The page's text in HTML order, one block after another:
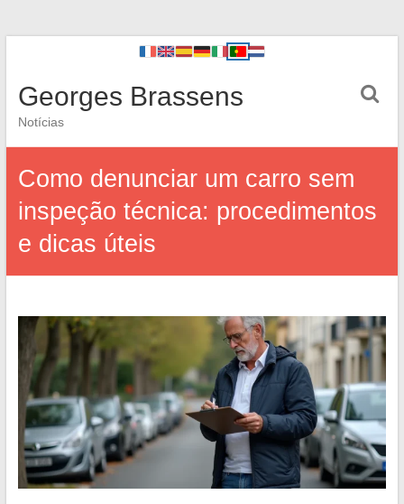
Georges Brassens
Notícias
Como denunciar um carro sem
inspeção técnica: procedimentos
e dicas úteis